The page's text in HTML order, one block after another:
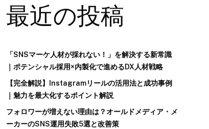
最近の投稿
「SNSマーケ人材が採れない！」を解決する新常識
｜ポテンシャル採用×内製化で進めるDX人材戦略
【完全解説】Instagramリールの活用法と成功事例
｜魅力を最大化するポイント解説
フォロワーが増えない理由は？オールドメディア・メ
ーカーのSNS運用失敗5選と改善策